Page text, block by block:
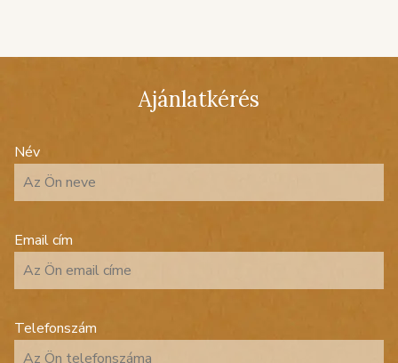
Ajánlatkérés
Név
Email cím
Telefonszám